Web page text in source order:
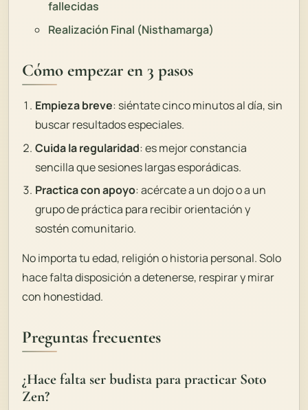
fallecidas
Realización Final (Nisthamarga)
Cómo empezar en 3 pasos
Empieza breve: siéntate cinco minutos al día, sin
buscar resultados especiales.
Cuida la regularidad: es mejor constancia
sencilla que sesiones largas esporádicas.
Practica con apoyo: acércate a un dojo o a un
grupo de práctica para recibir orientación y
sostén comunitario.
No importa tu edad, religión o historia personal. Solo
hace falta disposición a detenerse, respirar y mirar
con honestidad.
Preguntas frecuentes
¿Hace falta ser budista para practicar Soto
Zen?